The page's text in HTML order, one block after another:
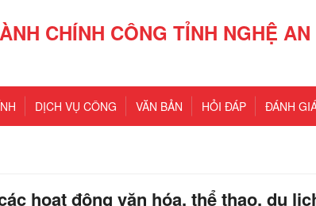
CHÍNH CÔNG TỈNH NGHỆ AN
DỊCH VỤ CÔNG VĂN BẢN HỎI ĐÁP ĐÁNH
hoạt động văn hóa, thể thao, du